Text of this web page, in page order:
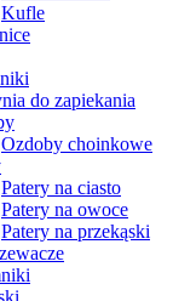
Kufle
do zapiekania
Ozdoby choinkowe
Patery na ciasto
Patery na owoce
Patery na przekąski